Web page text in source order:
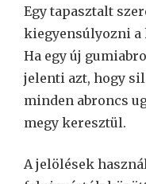
Egy tapasztalt
kiegyensúlyozni a
Ha egy új
jelenti azt, hogy
minden abroncs
megy keresztül.
A jelölések